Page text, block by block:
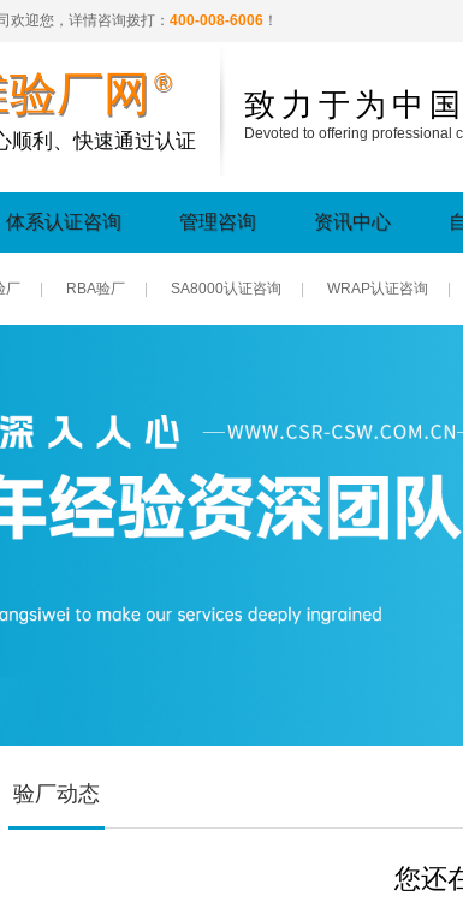
欢迎您，详情咨询拨打： 400-008-6006 ！
厂网 ®
顺利、快速通过认证
致力于为中
Devoted to offering professional
体系认证咨询 管理咨询 资讯中心
厂 RBA验厂 SA8000认证咨询 WRAP认证咨询
验厂动态
您还